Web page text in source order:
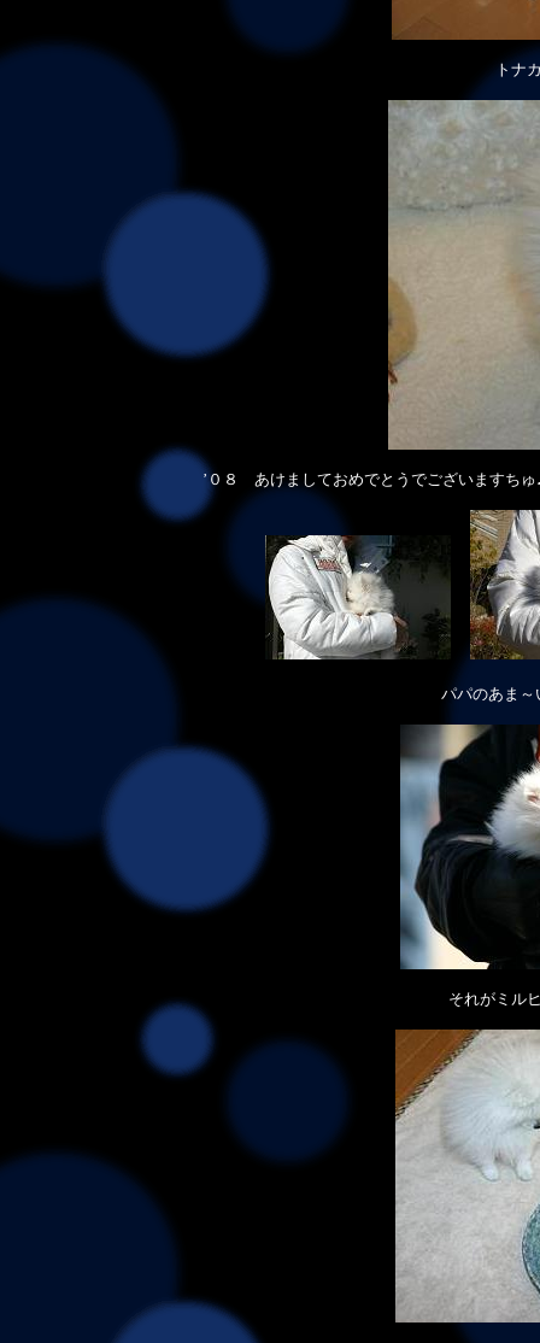
トナ
’０８ あけましておめでとうでございますち
パパのあま～
それがミル